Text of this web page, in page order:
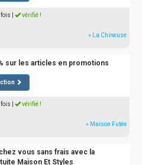
fois vérifié !
» La Chineuse
sur les articles en promotions
fois vérifié !
» Maison Futée
vous sans frais avec la
Maison Et Styles